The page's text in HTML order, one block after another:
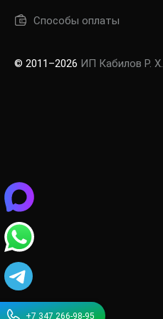
Способы оплаты
© 2011–2026 ИП Кабилов Р. Х.
+7 347 266-98-95